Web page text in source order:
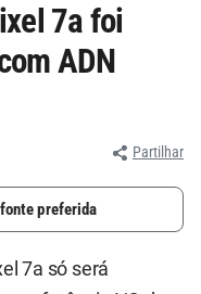
7a foi
ADN
Partilhar
preferida
7a só será